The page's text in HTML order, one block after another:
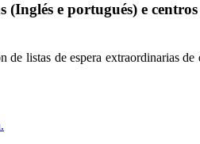
e portugués) e centros
listas de espera extraordinarias de